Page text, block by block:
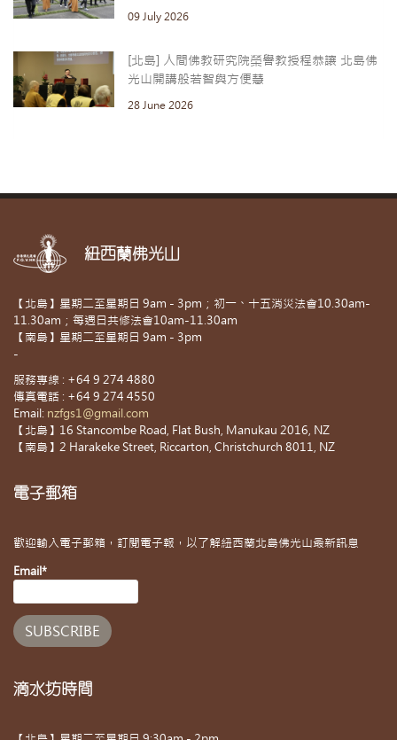
09 July 2026
[北島] 人間佛教研究院榮譽教授程恭讓 北島佛
光山開講般若智與方便慧
28 June 2026
紐西蘭佛光山
【北島】星期二至星期日 9am - 3pm；初一、十五消災法會10.30am-
11.30am；每週日共修法會10am-11.30am
【南島】星期二至星期日 9am - 3pm
-
服務專線 : +64 9 274 4880
傳真電話 : +64 9 274 4550
Email: nzfgs1@gmail.com
【北島】16 Stancombe Road, Flat Bush, Manukau 2016, NZ
【南島】2 Harakeke Street, Riccarton, Christchurch 8011, NZ
電子郵箱
歡迎輸入電子郵箱，訂閱電子報，以了解紐西蘭北島佛光山最新訊息
Email*
滴水坊時間